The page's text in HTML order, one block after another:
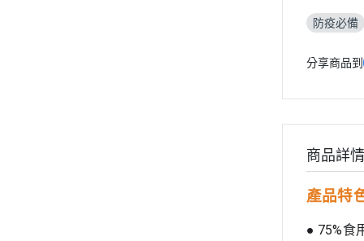
防疫必備
分享商品到
商品詳情
產品特
● 75%食